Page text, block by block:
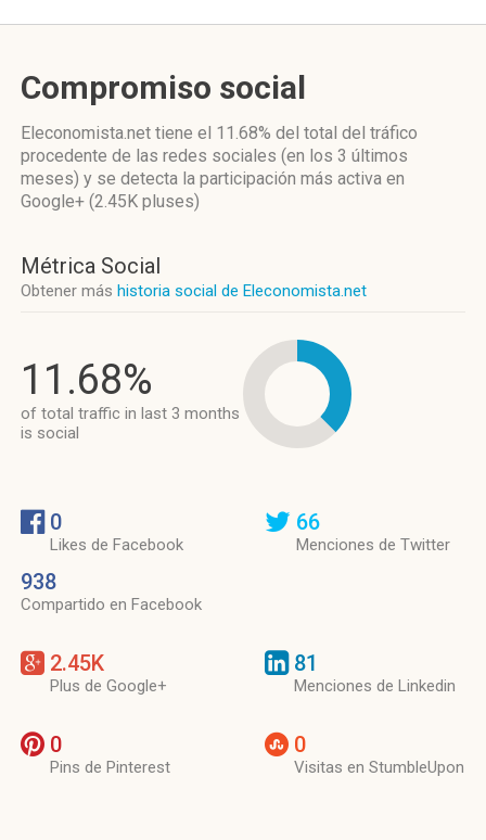
Compromiso social
Eleconomista.net tiene el 11.68% del total del tráfico
procedente de las redes sociales (en los 3 últimos
meses) y se detecta la participación más activa en
Google+ (2.45K pluses)
Métrica Social
Obtener más historia social de Eleconomista.net
11.68%
of total traffic in last 3 months
is social
0
Likes de Facebook
938
Compartido en Facebook
66
Menciones de Twitter
2.45K
Plus de Google+
81
Menciones de Linkedin
0
Pins de Pinterest
0
Visitas en StumbleUpon